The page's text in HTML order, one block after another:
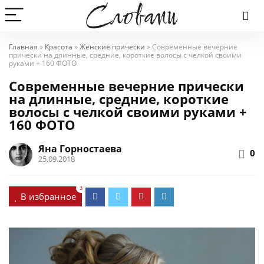
Главная » Красота »Женские прически »Современные вечерние
прически на длинные, средние, короткие волосы с челкой своими
руками + 160 ФОТО
Современные вечерние прически
на длинные, средние, короткие
волосы с челкой своими руками +
160 ФОТО
Яна Горностаева
25.09.2018 0
В избранное
3